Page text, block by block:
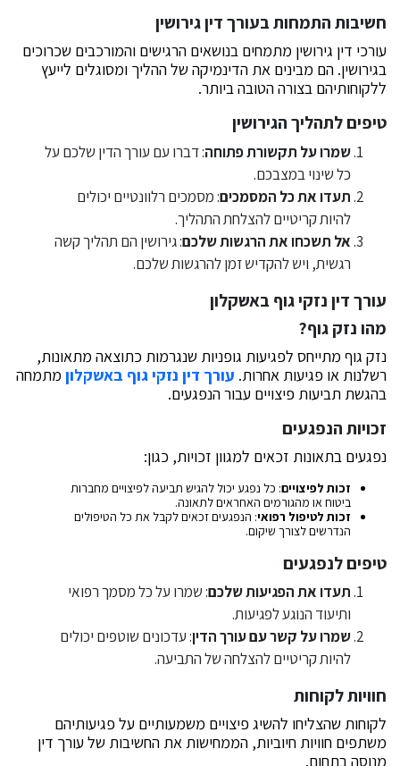
חשיבות התמחות בעורך דין גירושין
עורכי דין גירושין מתמחים בנושאים הרגישים והמורכבים שכרוכים
בגירושין. הם מבינים את הדינמיקה של ההליך ומסוגלים לייעץ
ללקוחותיהם בצורה הטובה ביותר.
טיפים לתהליך הגירושין
שמרו על תקשורת פתוחה: דברו עם עורך הדין שלכם על
כל שינוי במצבכם.
תעדו את כל המסמכים: מסמכים רלוונטיים יכולים
להיות קריטיים להצלחת התהליך.
אל תשכחו את הרגשות שלכם: גירושין הם תהליך קשה
רגשית, ויש להקדיש זמן להרגשות שלכם.
עורך דין נזקי גוף באשקלון
מהו נזק גוף?
נזק גוף מתייחס לפגיעות גופניות שנגרמות כתוצאה מתאונות,
רשלנות או פגיעות אחרות. עורך דין נזקי גוף באשקלוןמתמחה
בהגשת תביעות פיצויים עבור הנפגעים.
זכויות הנפגעים
נפגעים בתאונות זכאים למגוון זכויות, כגון:
זכות לפיצויים: כל נפגע יכול להגיש תביעה לפיצויים מחברות
ביטוח או מהגורמים האחראים לתאונה.
זכות לטיפול רפואי: הנפגעים זכאים לקבל את כל הטיפולים
הנדרשים לצורך שיקום.
טיפים לנפגעים
תעדו את הפגיעות שלכם: שמרו על כל מסמך רפואי
ותיעוד הנוגע לפגיעות.
שמרו על קשר עם עורך הדין: עדכונים שוטפים יכולים
להיות קריטיים להצלחה של התביעה.
חוויות לקוחות
לקוחות שהצליחו להשיג פיצויים משמעותיים על פגיעותיהם
משתפים חוויות חיוביות, הממחישות את החשיבות של עורך דין
מנוסה בתחום.